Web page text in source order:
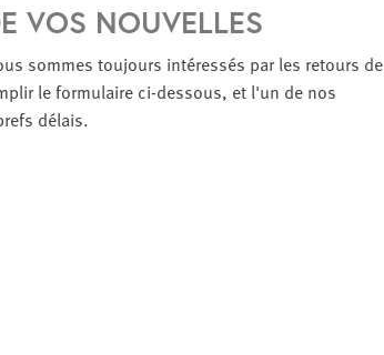
VOS NOUVELLES
sommes toujours intéressés par les retours de
le formulaire ci-dessous, et l'un de nos
délais.